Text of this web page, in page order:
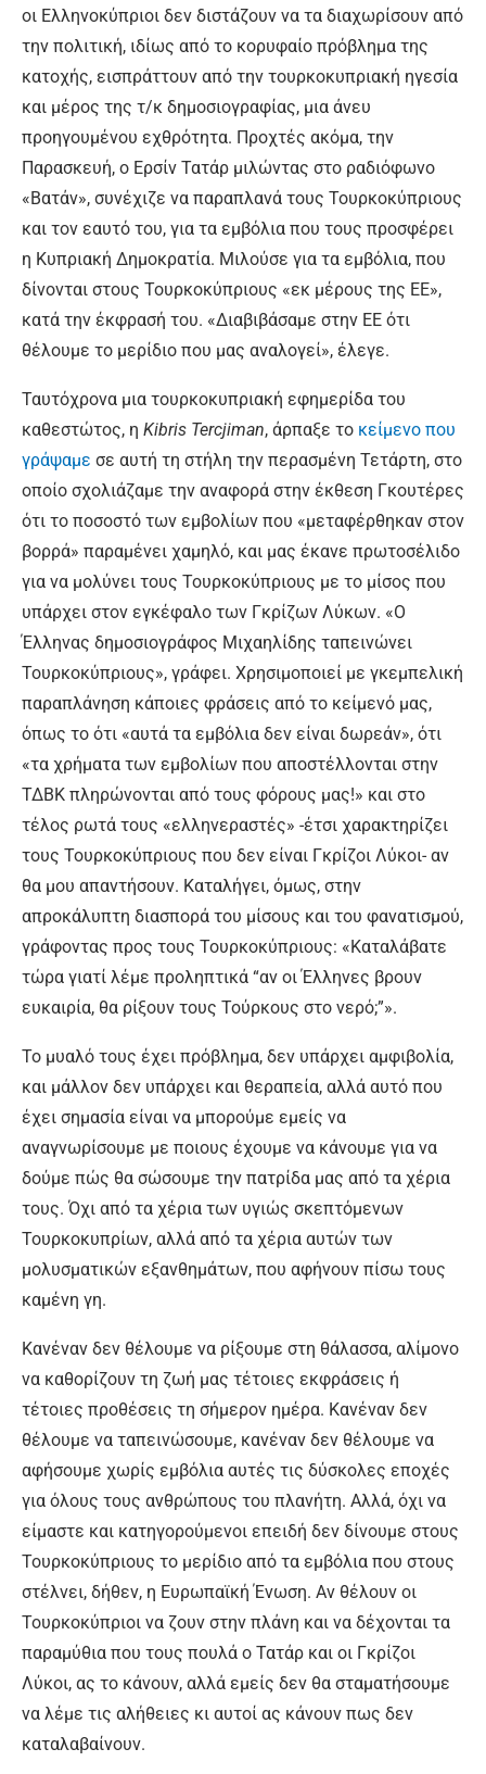
οι Ελληνοκύπριοι δεν διστάζουν να τα διαχωρίσουν από
την πολιτική, ιδίως από το κορυφαίο πρόβλημα της
κατοχής, εισπράττουν από την τουρκοκυπριακή ηγεσία
και μέρος της τ/κ δημοσιογραφίας, μια άνευ
προηγουμένου εχθρότητα. Προχτές ακόμα, την
Παρασκευή, ο Ερσίν Τατάρ μιλώντας στο ραδιόφωνο
«Βατάν», συνέχιζε να παραπλανά τους Τουρκοκύπριους
και τον εαυτό του, για τα εμβόλια που τους προσφέρει
η Κυπριακή Δημοκρατία. Μιλούσε για τα εμβόλια, που
δίνονται στους Τουρκοκύπριους «εκ μέρους της ΕΕ»,
κατά την έκφρασή του. «Διαβιβάσαμε στην ΕΕ ότι
θέλουμε το μερίδιο που μας αναλογεί», έλεγε.
Ταυτόχρονα μια τουρκοκυπριακή εφημερίδα του
καθεστώτος, η Kibris Tercjiman, άρπαξε το κείμενο που
γράψαμε σε αυτή τη στήλη την περασμένη Τετάρτη, στο
οποίο σχολιάζαμε την αναφορά στην έκθεση Γκουτέρες
ότι το ποσοστό των εμβολίων που «μεταφέρθηκαν στον
βορρά» παραμένει χαμηλό, και μας έκανε πρωτοσέλιδο
για να μολύνει τους Τουρκοκύπριους με το μίσος που
υπάρχει στον εγκέφαλο των Γκρίζων Λύκων. «Ο
Έλληνας δημοσιογράφος Μιχαηλίδης ταπεινώνει
Τουρκοκύπριους», γράφει. Χρησιμοποιεί με γκεμπελική
παραπλάνηση κάποιες φράσεις από το κείμενό μας,
όπως το ότι «αυτά τα εμβόλια δεν είναι δωρεάν», ότι
«τα χρήματα των εμβολίων που αποστέλλονται στην
ΤΔΒΚ πληρώνονται από τους φόρους μας!» και στο
τέλος ρωτά τους «ελληνεραστές» -έτσι χαρακτηρίζει
τους Τουρκοκύπριους που δεν είναι Γκρίζοι Λύκοι- αν
θα μου απαντήσουν. Καταλήγει, όμως, στην
απροκάλυπτη διασπορά του μίσους και του φανατισμού,
γράφοντας προς τους Τουρκοκύπριους: «Καταλάβατε
τώρα γιατί λέμε προληπτικά “αν οι Έλληνες βρουν
ευκαιρία, θα ρίξουν τους Τούρκους στο νερό;”».
Το μυαλό τους έχει πρόβλημα, δεν υπάρχει αμφιβολία,
και μάλλον δεν υπάρχει και θεραπεία, αλλά αυτό που
έχει σημασία είναι να μπορούμε εμείς να
αναγνωρίσουμε με ποιους έχουμε να κάνουμε για να
δούμε πώς θα σώσουμε την πατρίδα μας από τα χέρια
τους. Όχι από τα χέρια των υγιώς σκεπτόμενων
Τουρκοκυπρίων, αλλά από τα χέρια αυτών των
μολυσματικών εξανθημάτων, που αφήνουν πίσω τους
καμένη γη.
Κανέναν δεν θέλουμε να ρίξουμε στη θάλασσα, αλίμονο
να καθορίζουν τη ζωή μας τέτοιες εκφράσεις ή
τέτοιες προθέσεις τη σήμερον ημέρα. Κανέναν δεν
θέλουμε να ταπεινώσουμε, κανέναν δεν θέλουμε να
αφήσουμε χωρίς εμβόλια αυτές τις δύσκολες εποχές
για όλους τους ανθρώπους του πλανήτη. Αλλά, όχι να
είμαστε και κατηγορούμενοι επειδή δεν δίνουμε στους
Τουρκοκύπριους το μερίδιο από τα εμβόλια που στους
στέλνει, δήθεν, η Ευρωπαϊκή Ένωση. Αν θέλουν οι
Τουρκοκύπριοι να ζουν στην πλάνη και να δέχονται τα
παραμύθια που τους πουλά ο Τατάρ και οι Γκρίζοι
Λύκοι, ας το κάνουν, αλλά εμείς δεν θα σταματήσουμε
να λέμε τις αλήθειες κι αυτοί ας κάνουν πως δεν
καταλαβαίνουν.